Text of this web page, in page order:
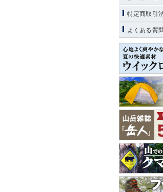
特定商取引
よくある質